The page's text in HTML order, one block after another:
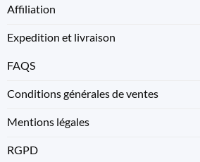
Affiliation
Expedition et livraison
FAQS
Conditions générales de ventes
Mentions légales
RGPD